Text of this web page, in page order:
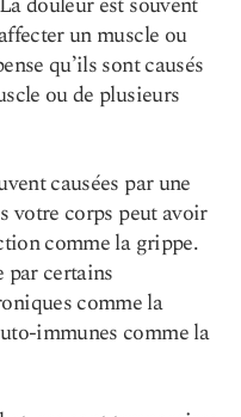
un muscle ou
qu’ils sont causés
ou de plusieurs
causées par une
votre corps peut avoir
comme la grippe.
par certains
comme la
immunes comme la